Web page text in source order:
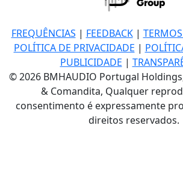
FREQUÊNCIAS | FEEDBACK|
POLÍTICA DE PRIVACIDADE |
PUBLICIDADE |
© 2026 BMHAUDIO Portugal
& Comandita, Qualquer
consentimento é expressamente
direitos reservados.